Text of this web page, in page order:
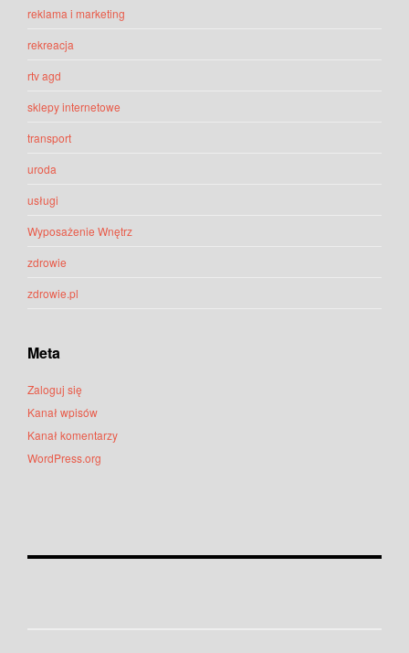
reklama i marketing
rekreacja
rtv agd
sklepy internetowe
transport
uroda
usługi
Wyposażenie Wnętrz
zdrowie
zdrowie.pl
Meta
Zaloguj się
Kanał wpisów
Kanał komentarzy
WordPress.org